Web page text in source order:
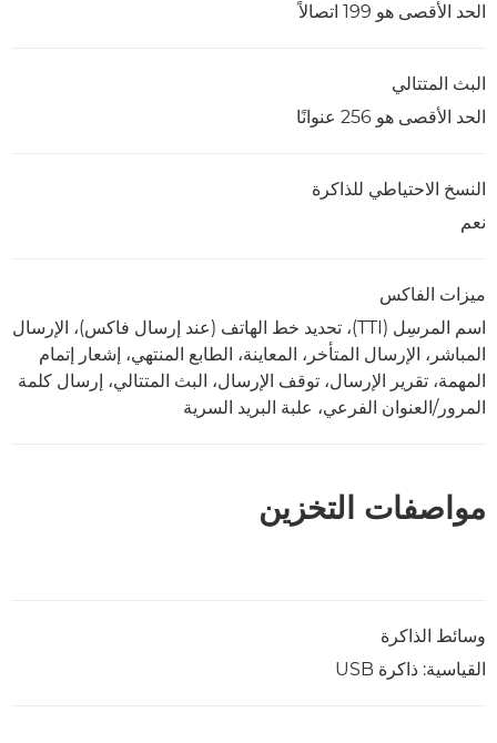
الحد الأقصى هو 199 اتصالاً
البث المتتالي
الحد الأقصى هو 256 عنوانًا
النسخ الاحتياطي للذاكرة
نعم
ميزات الفاكس
اسم المرسِل (TTI)، تحديد خط الهاتف (عند إرسال فاكس)، الإرسال
المباشر، الإرسال المتأخر، المعاينة، الطابع المنتهي، إشعار إتمام
المهمة، تقرير الإرسال، توقف الإرسال، البث المتتالي، إرسال كلمة
المرور/العنوان الفرعي، علبة البريد السرية
مواصفات التخزين
وسائط الذاكرة
القياسية: ذاكرة USB